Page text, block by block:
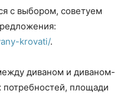
с выбором, советуем
krovati/.
диваном и диваном-
потребностей, площади